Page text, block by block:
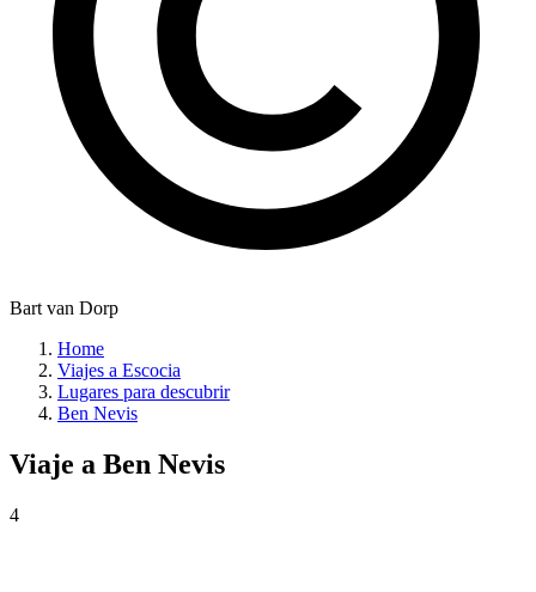
Bart van Dorp
Home
Viajes a Escocia
Lugares para descubrir
Ben Nevis
Viaje a Ben Nevis
4